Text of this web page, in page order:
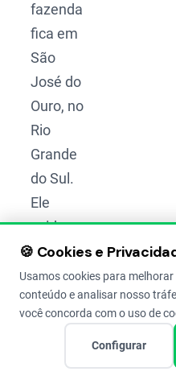
fazenda
fica em
São
José do
Ouro, no
Rio
Grande
do Sul.
Ele
cuidava
da
Fazenda
Zanella
esforço.
🍪 Cookies e
Usamos cookies para
conteúdo e analisar nosso
você concorda com o uso de
Configurar